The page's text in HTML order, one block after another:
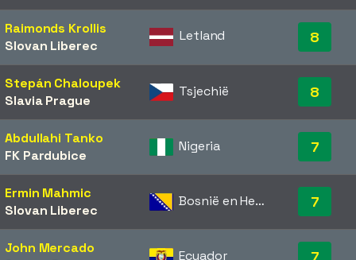
Raimonds Krollis
Slovan Liberec
Letland 8
Stepán Chaloupek
Slavia Prague
Tsjechië 8
Abdullahi Tanko
FK Pardubice
Nigeria 7
Ermin Mahmic
Slovan Liberec
Bosnië en Herzegovina 7
John Mercado
Ecuador